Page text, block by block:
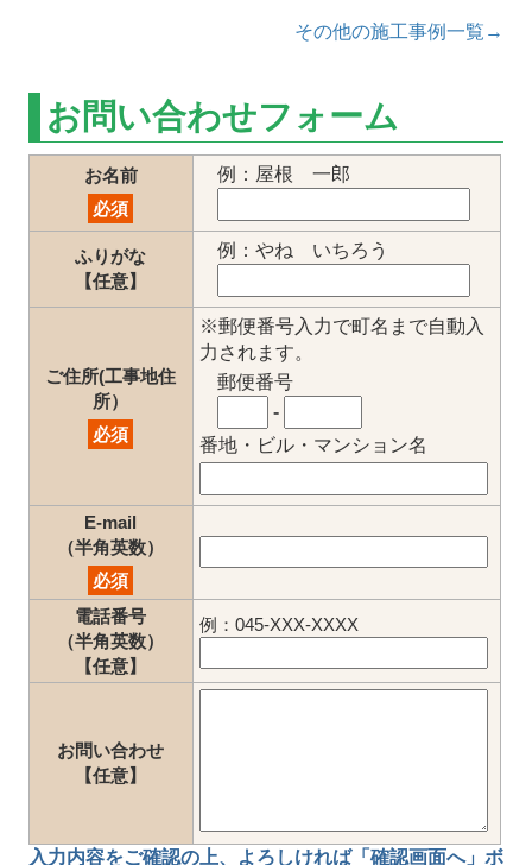
その他の施工事例一覧→
お問い合わせフォーム
お名前
必須
例：屋根 一郎
ふりがな
【任意】
例：やね いちろう
ご住所(工事地住
所）
必須
※郵便番号入力で町名まで自動入
力されます。
郵便番号
-
番地・ビル・マンション名
E-mail
（半角英数）
必須
電話番号
（半角英数）
【任意】
例：045-XXX-XXXX
お問い合わせ
【任意】
入力内容をご確認の上、 よろしければ「確認画面へ」ボ